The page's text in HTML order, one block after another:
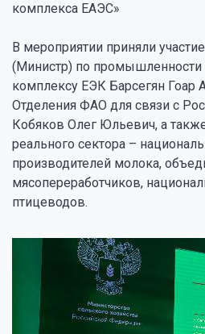
комплекса ЕАЭС»
В мероприятии приняли
(Министр) по
комплексу ЕЭК Барсегян Гоар
Отделения ФАО для связи с
Кобяков Олег Юльевич, а
реального сектора –
производителей молока,
мясопереработчиков,
птицеводов.